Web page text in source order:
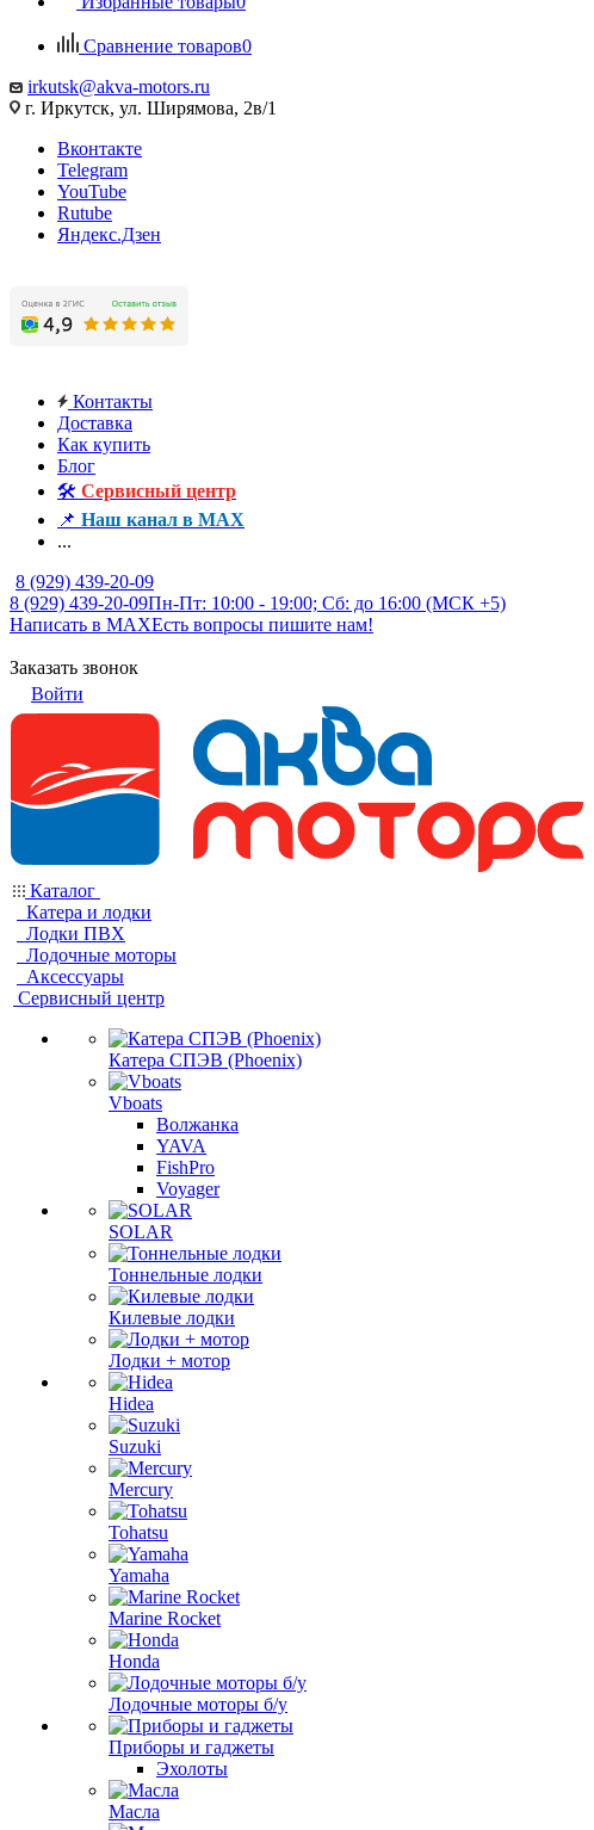
Сравнение товаров0
irkutsk@akva-motors.ru
г. Иркутск, ул. Ширямова, 2в/1
Вконтакте
Telegram
YouTube
Rutube
Яндекс.Дзен
Контакты
Доставка
Как купить
Блог
🛠️ Сервисный центр
📌 Наш канал в MAX
...
8 (929) 439-20-09
8 (929) 439-20-09Пн-Пт: 10:00 - 19:00; Сб: до 16:00 (МСК +5)
Написать в MAXЕсть вопросы пишите нам!
Заказать звонок
Войти
Каталог
Катера и лодки
Лодки ПВХ
Лодочные моторы
Аксессуары
Сервисный центр
Катера СПЭВ (Phoenix)
Vboats
Волжанка
YAVA
FishPro
Voyager
SOLAR
Тоннельные лодки
Килевые лодки
Лодки + мотор
Hidea
Suzuki
Mercury
Tohatsu
Yamaha
Marine Rocket
Honda
Лодочные моторы б/у
Приборы и гаджеты
Эхолоты
Масла